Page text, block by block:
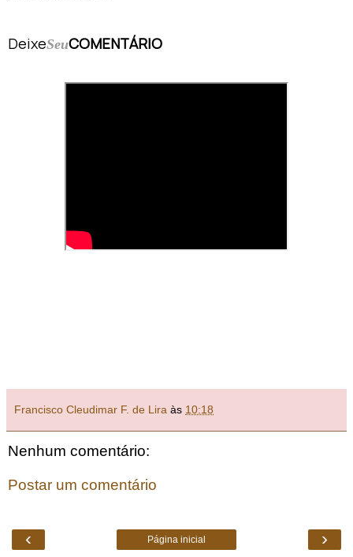
DeixeSeuCOMENTÁRIO
Francisco Cleudimar F. de Lira às 10:18
Nenhum comentário:
Postar um comentário
‹ ›
Página inicial